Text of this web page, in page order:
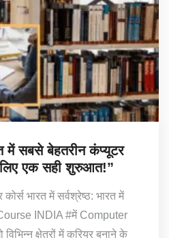
में सबसे बेहतरीन कंप्यूटर
एक सही शुरुआत!”
भारत में सर्वश्रेष्ठ: भारत में
INDIA #में Computer
क्षेत्रों में करियर बनाने के